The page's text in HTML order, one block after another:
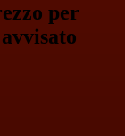
per